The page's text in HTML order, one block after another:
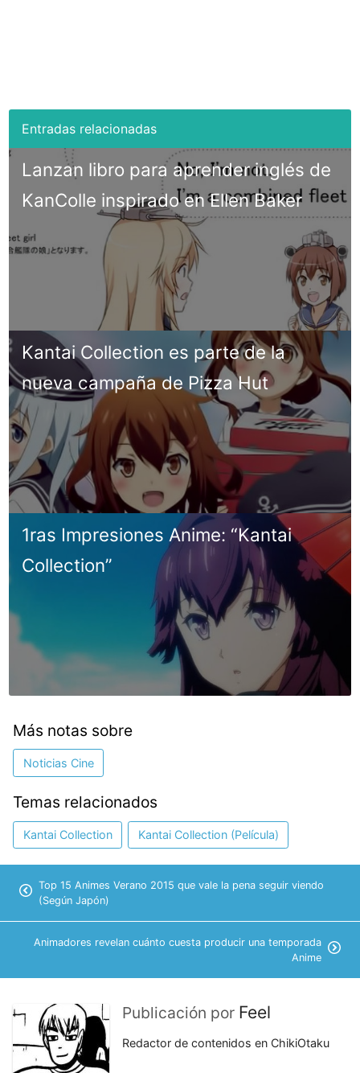
Lanzan libro para aprender inglés de
KanColle inspirado en Ellen Baker
Kantai Collection es parte de la
nueva campaña de Pizza Hut
1ras Impresiones Anime: “Kantai
Collection”
Más notas sobre
Noticias Cine
Temas relacionados
Kantai Collection Kantai Collection (Película)
Top 15 Animes Verano 2015 que vale la pena seguir viendo
(Según Japón)
Animadores revelan cuánto cuesta producir una temporada
Anime
Publicación por Feel
Redactor de contenidos en ChikiOtaku